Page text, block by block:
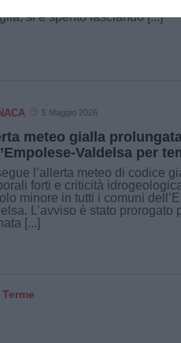
si è spento lasciando [...]
5 Maggio 2026
meteo gialla
Valdelsa per
l’allerta meteo di codice
forti e criticità
minore in tutti i comuni
L’avviso è stato prorogato
[...]